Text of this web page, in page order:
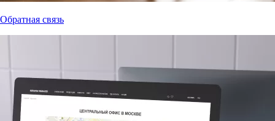
Обратная связь